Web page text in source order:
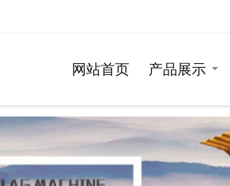
网站首页 产品展示